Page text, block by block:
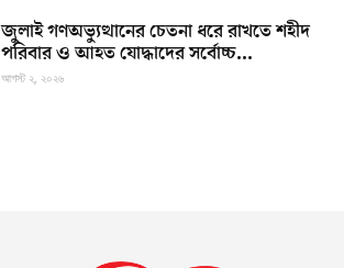
জুলাই গণঅভ্যুত্থানের চেতনা ধরে রাখতে শহীদ
পরিবার ও আহত যোদ্ধাদের সর্বোচ্চ...
আগস্ট ২, ২০২৬